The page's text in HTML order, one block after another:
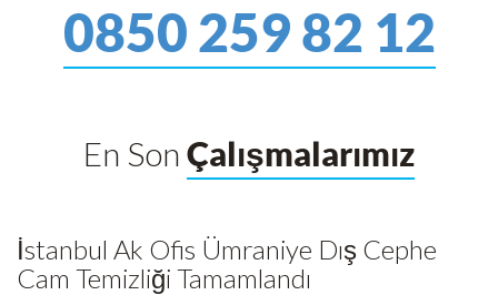
0850 259 82 12
En Son Çalışmalarımız
İstanbul Ak Ofis Ümraniye Dış Cephe
Cam Temizliği Tamamlandı